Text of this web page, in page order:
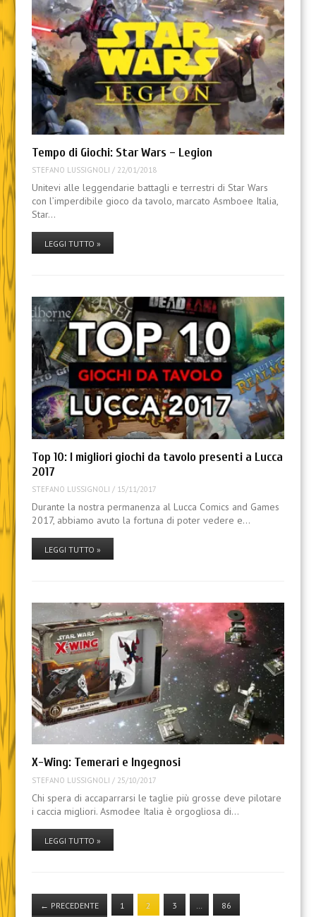
Tempo di Giochi: Star Wars – Legion
STEFANO LUSSIGNOLI / 22/01/2018
Unitevi alle leggendarie battagli e terrestri di Star Wars
con l’imperdibile gioco da tavolo, marcato Asmboee Italia,
Star…
LEGGI TUTTO »
Top 10: I migliori giochi da tavolo presenti a Lucca
2017
STEFANO LUSSIGNOLI / 15/11/2017
Durante la nostra permanenza al Lucca Comics and Games
2017, abbiamo avuto la fortuna di poter vedere e…
LEGGI TUTTO »
X-Wing: Temerari e Ingegnosi
STEFANO LUSSIGNOLI / 25/10/2017
Chi spera di accaparrarsi le taglie più grosse deve pilotare
i caccia migliori. Asmodee Italia è orgogliosa di…
LEGGI TUTTO »
← PRECEDENTE 1 2 3 86